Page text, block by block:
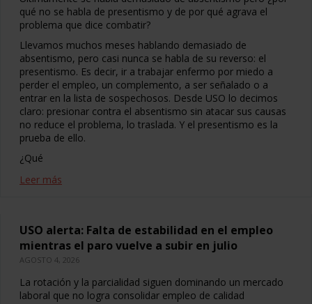
qué no se habla de presentismo y de por qué agrava el
problema que dice combatir?
Llevamos muchos meses hablando demasiado de
absentismo, pero casi nunca se habla de su reverso: el
presentismo. Es decir, ir a trabajar enfermo por miedo a
perder el empleo, un complemento, a ser señalado o a
entrar en la lista de sospechosos. Desde USO lo decimos
claro: presionar contra el absentismo sin atacar sus causas
no reduce el problema, lo traslada. Y el presentismo es la
prueba de ello.
¿Qué
Leer más
USO alerta: Falta de estabilidad en el empleo
mientras el paro vuelve a subir en julio
AGOSTO 4, 2026
La rotación y la parcialidad siguen dominando un mercado
laboral que no logra consolidar empleo de calidad